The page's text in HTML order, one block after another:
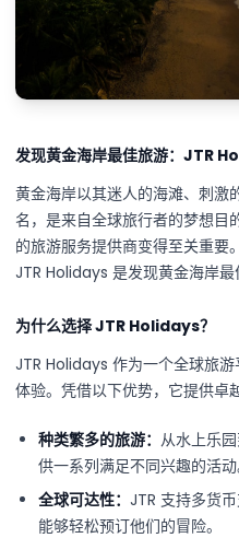
发现黄金海岸最佳旅游：JTR
黄金海岸以其迷人的海滩、刺激
名，是来自全球旅行者的梦想目
的旅游服务提供商变得至关重要
JTR Holidays 是发现黄金海岸最
为什么选择 JTR Holidays？
JTR Holidays 作为一个全球旅
体验。凭借以下优势，它提供卓
种类繁多的旅游： 从水上乐
供一系列满足不同兴趣的活动
全球可达性： JTR 支持多货
能够轻松预订他们的冒险。